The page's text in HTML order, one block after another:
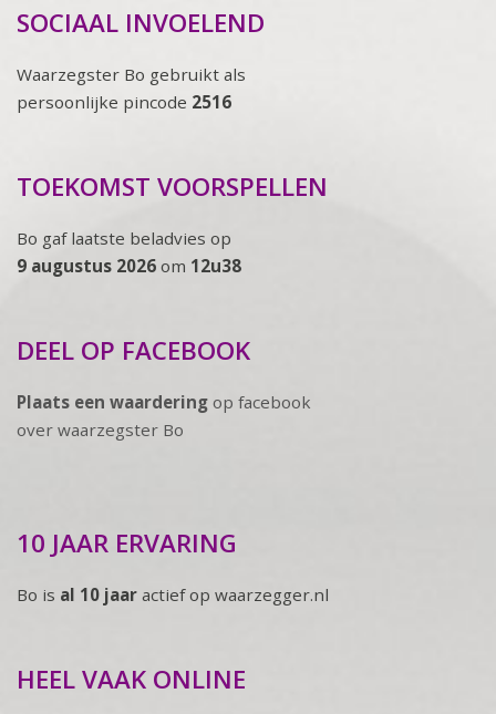
SOCIAAL INVOELEND
Waarzegster Bo gebruikt als
persoonlijke pincode 2516
TOEKOMST VOORSPELLEN
Bo gaf laatste beladvies op
9 augustus 2026 om 12u38
DEEL OP FACEBOOK
Plaats een waardering op facebook
over waarzegster Bo
10 JAAR ERVARING
Bo is al 10 jaar actief op waarzegger.nl
HEEL VAAK ONLINE